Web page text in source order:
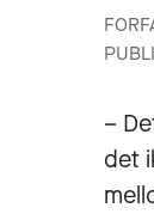
–
det